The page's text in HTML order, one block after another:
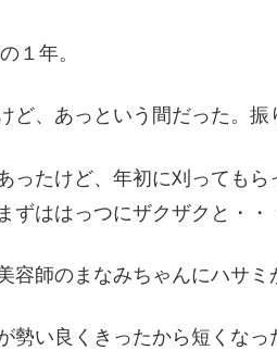
１年。
ど、あっという間だった。振
ったけど、年初に刈っても
ずははっつにザクザクと・・
容師のまなみちゃんにハサミ
勢い良くきったから短くなっ